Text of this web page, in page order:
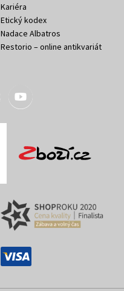
Kariéra
Etický kodex
Nadace Albatros
Restorio – online antikvariát